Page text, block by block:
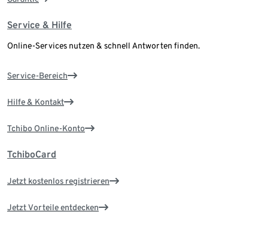
Service & Hilfe
Online-Services nutzen & schnell Antworten finden.
Service-Bereich
Hilfe & Kontakt
Tchibo Online-Konto
TchiboCard
Jetzt kostenlos registrieren
Jetzt Vorteile entdecken